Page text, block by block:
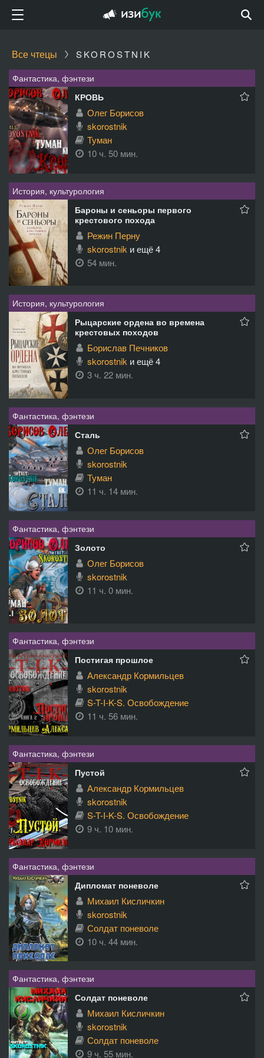
Все чтецы SKOROSTNIK
Фантастика, фэнтези
КРОВЬ
Олег Борисов
skorostnik
Туман
10 ч. 50 мин.
История, культурология
Бароны и сеньоры первого
крестового похода
Режин Перну
skorostnik и ещё 4
54 мин.
История, культурология
Рыцарские ордена во времена
крестовых походов
Борислав Печников
skorostnik и ещё 4
3 ч. 22 мин.
Фантастика, фэнтези
Сталь
Олег Борисов
skorostnik
Туман
11 ч. 14 мин.
Фантастика, фэнтези
Золото
Олег Борисов
skorostnik
11 ч. 0 мин.
Фантастика, фэнтези
Постигая прошлое
Александр Кормильцев
skorostnik
S-T-I-K-S. Освобождение
11 ч. 56 мин.
Фантастика, фэнтези
Пустой
Александр Кормильцев
skorostnik
S-T-I-K-S. Освобождение
9 ч. 10 мин.
Фантастика, фэнтези
Дипломат поневоле
Михаил Кисличкин
skorostnik
Солдат поневоле
10 ч. 44 мин.
Фантастика, фэнтези
Солдат поневоле
Михаил Кисличкин
skorostnik
Солдат поневоле
9 ч. 55 мин.